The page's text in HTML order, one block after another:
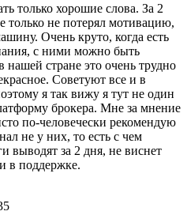
только хорошие слова. За 2
только не потерял мотивацию,
Очень круто, когда есть
с ними можно быть
нашей стране это очень трудно
Советуют все и в
я так вижу я тут не один
брокера. Мне за мнение
по-человечески рекомендую
не у них, то есть с чем
выводят за 2 дня, не виснет
в поддержке.